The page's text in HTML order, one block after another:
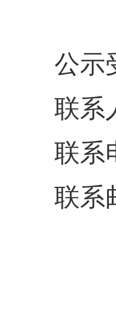
公示
联系
联系
联系